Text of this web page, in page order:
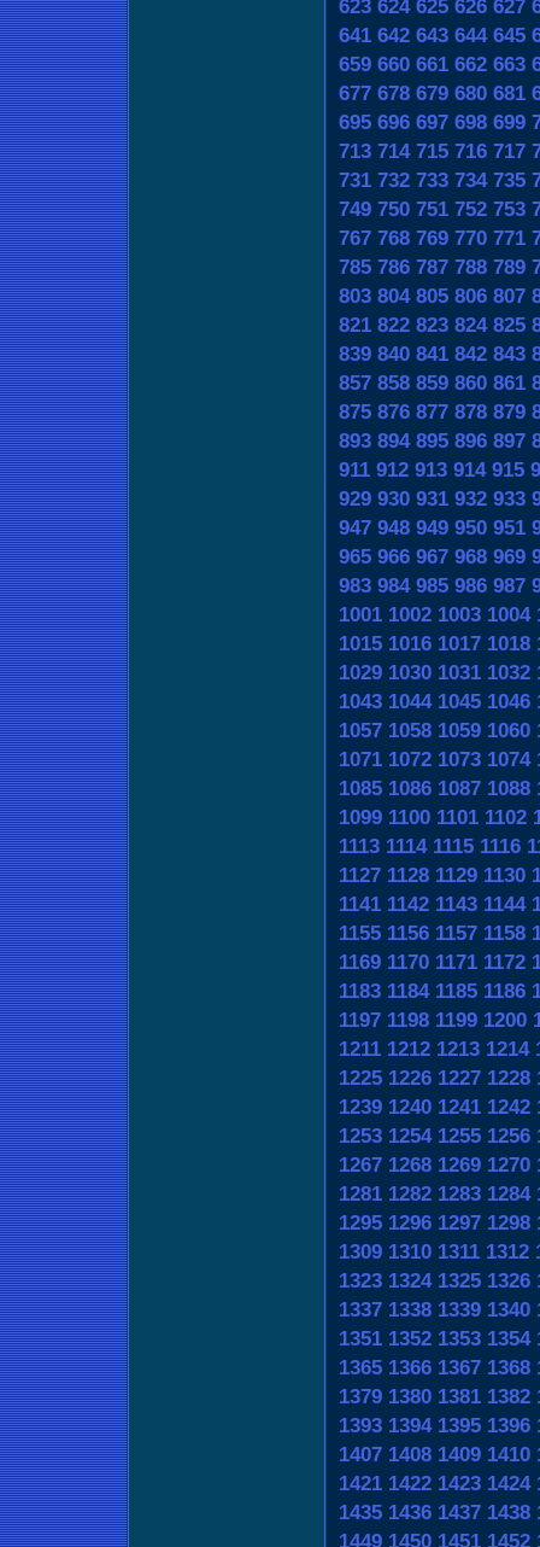
623 624 625 626 627
641 642 643 644 645
659 660 661 662 663
677 678 679 680 681
695 696 697 698 699
713 714 715 716 717
731 732 733 734 735
749 750 751 752 753
767 768 769 770 771
785 786 787 788 789
803 804 805 806 807
821 822 823 824 825
839 840 841 842 843
857 858 859 860 861
875 876 877 878 879
893 894 895 896 897
911 912 913 914 915
929 930 931 932 933
947 948 949 950 951
965 966 967 968 969
983 984 985 986 987
1001 1002 1003 1004
1015 1016 1017 1018
1029 1030 1031 1032
1043 1044 1045 1046
1057 1058 1059 1060
1071 1072 1073 1074
1085 1086 1087 1088
1099 1100 1101 1102
1113 1114 1115 1116
1127 1128 1129 1130
1141 1142 1143 1144
1155 1156 1157 1158
1169 1170 1171 1172
1183 1184 1185 1186
1197 1198 1199 1200
1211 1212 1213 1214
1225 1226 1227 1228
1239 1240 1241 1242
1253 1254 1255 1256
1267 1268 1269 1270
1281 1282 1283 1284
1295 1296 1297 1298
1309 1310 1311 1312
1323 1324 1325 1326
1337 1338 1339 1340
1351 1352 1353 1354
1365 1366 1367 1368
1379 1380 1381 1382
1393 1394 1395 1396
1407 1408 1409 1410
1421 1422 1423 1424
1435 1436 1437 1438
1449 1450 1451 1452